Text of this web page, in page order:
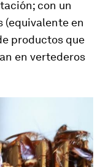
con un
(equivalente en
productos que
en vertederos